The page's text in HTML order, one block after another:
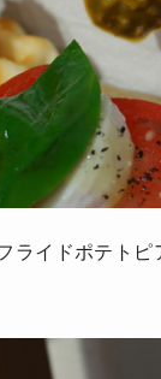
ライドポテト